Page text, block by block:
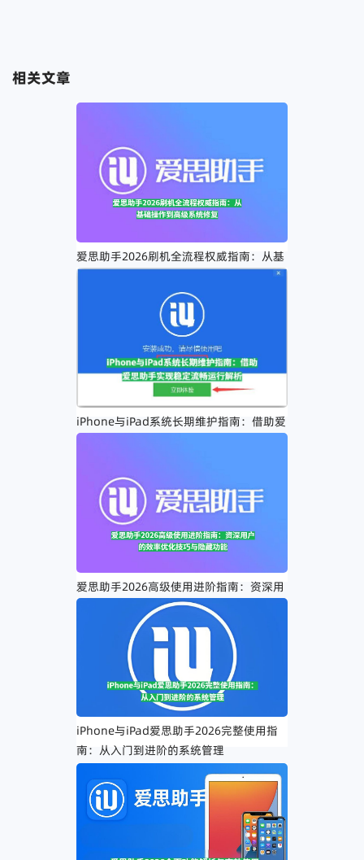
相关文章
爱思助手2026刷机全流程权威指南：从基
础操作到高级系统修复
iPhone与iPad系统长期维护指南：借助爱
思助手实现稳定流畅运行解析
爱思助手2026高级使用进阶指南：资深用
户的效率优化技巧与隐藏功能
iPhone与iPad爱思助手2026完整使用指
南：从入门到进阶的系统管理